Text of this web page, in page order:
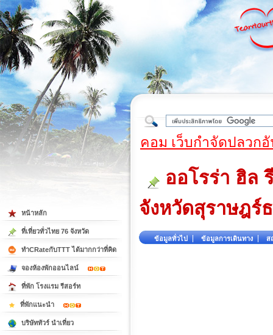
ต้
คอม เว็บกำจัดปลวก
ออโรร่า ฮิล
จังหวัดสุราษฎร์
ข้อมูลทั่วไป ข้อมูลการเดินทาง ส
หน้าหลัก
ที่เที่ยวทั่วไทย 76 จังหวัด
ทำCRateกับTTT ได้มากกว่าที่คิด
จองห้องพักออนไลน์
ที่พัก โรงแรม รีสอร์ท
ที่พักแนะนำ
บริษัททัวร์ นำเที่ยว